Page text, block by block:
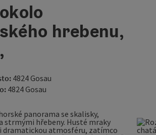
hrebenu,
4824 Gosau
4824 Gosau